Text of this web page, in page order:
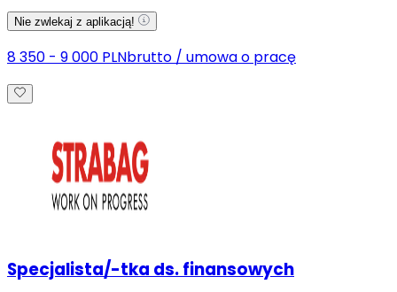
Nie zwlekaj z aplikacją!
8 350 - 9 000 PLNbrutto / umowa o pracę
Specjalista/-tka ds. finansowych